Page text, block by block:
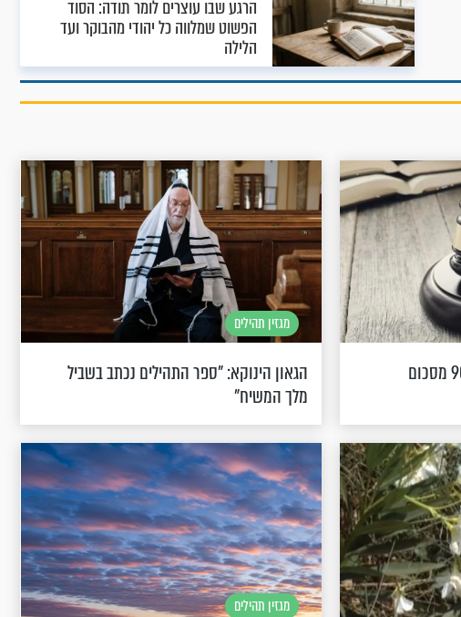
הרגע שבו עוצרים לומר תודה: הסוד
הפשוט שמלווה כל יהודי מהבוקר ועד
הלילה
מפתיע: ניצל מתשלום של 90% מסכום
מגזין תהילים
הגאון הינוקא: "ספר התהילים נכתב בשביל
מלך המשיח"
מגזין תהילים